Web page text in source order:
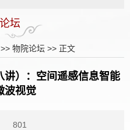
坛
>> 物院论坛 >> 正文
讲）：空间遥感信息智能
波视觉
801